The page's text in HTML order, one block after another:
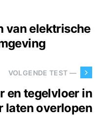
van elektrische
VOLGENDE TEST —
en tegelvloer in
laten overlopen